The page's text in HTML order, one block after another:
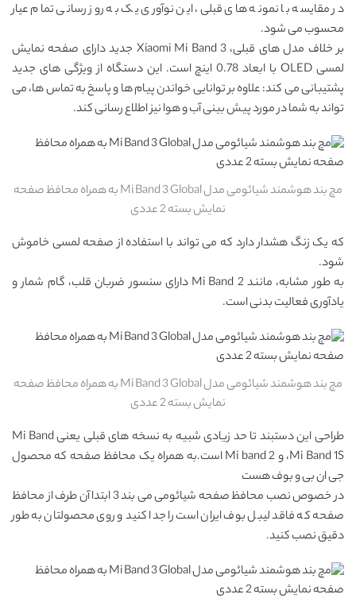
در مقایسه با نمونه های قبلی، این نوآوری یک به روز رسانی تمام عیار
محسوب می شود.
بر خلاف مدل های قبلی، Xiaomi Mi Band 3 جدید دارای صفحه نمایش
لمسی OLED با ابعاد 0.78 اینچ است. این دستگاه از ویژگی های جدید
پشتیبانی می کند: علاوه بر توانایی خواندن پیام ها و پاسخ به تماس ها، می
تواند به شما در مورد پیش بینی آب و هوا نیز اطلاع رسانی کند.
مچ بند هوشمند شیائومی مدل Mi Band 3 Global به همراه محافظ صفحه
نمایش بسته 2 عددی
که یک زنگ هشدار دارد که می تواند با استفاده از صفحه لمسی خاموش
شود.
به طور مشابه، مانند Mi Band 2 دارای سنسور ضربان قلب، گام شمار و
یادآوری فعالیت بدنی است.
مچ بند هوشمند شیائومی مدل Mi Band 3 Global به همراه محافظ صفحه
نمایش بسته 2 عددی
طراحی این دستبند تا حد زیادی شبیه به نسخه های قبلی یعنی Mi Band
،Mi Band 1S و Mi band 2 است.به همراه یک محافظ صفحه که محصول
جی ان بی و بوف هست
در خصوص نصب محافظ صفحه شیائومی می بند 3 ابتدا آن طرف از محافظ
صفحه که فاقد لیبل بوف ایران است را جدا کنید و روی محصولتان به طور
دقیق نصب کنید.